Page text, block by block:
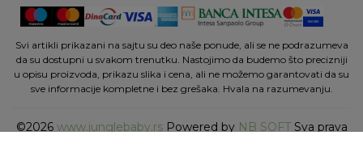
Svi artikli prikazani na sajtu su deo naše ponude, ali se ne podrazumeva
da su dostupni u svakom trenutku. Nastojimo da budemo što precizniji
u opisu proizvoda, prikazu slika i cena, ali ne možemo garantovati da su
sve informacije kompletne i bez grešaka. Hvala na razumevanju.
©2026 www.junglebaby.rs Powered by NB SOFTSva prava